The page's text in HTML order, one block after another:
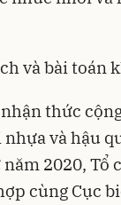
và bài toán
thức
và hậu
2020, Tổ
cùng Cục